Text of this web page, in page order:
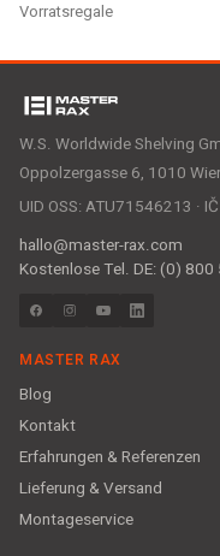
Vorratsregale
W.S. Worldwide Shelving
Oppolzergasse 6, 1010
UID OSS: ATU71546213 ·
hallo@master-rax.com
Kostenlose Tel. DE: (0)
MASTER RAX
Blog
Kontakt
Erfahrungen & Referenzen
Lieferung & Versand
Montageservice